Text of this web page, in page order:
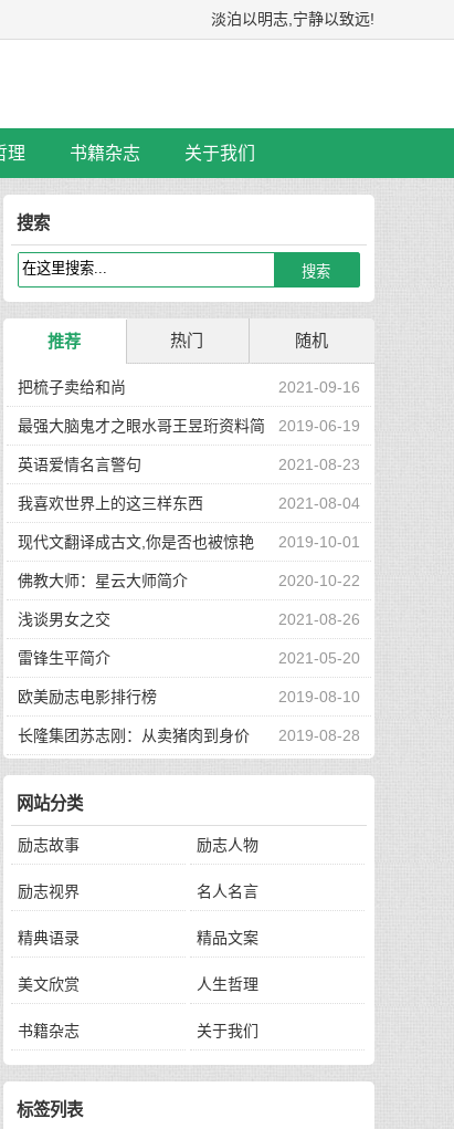
淡泊以明志,宁静以致远!
理 书籍杂志 关于我们
搜索
推荐 热门 随机
2021-09-16
把梳子卖给和尚
2019-06-19
最强大脑鬼才之眼水哥王昱珩资料简
介 2021-08-23
英语爱情名言警句
2021-08-04
我喜欢世界上的这三样东西
2019-10-01
现代文翻译成古文,你是否也被惊艳
到了 2020-10-22
佛教大师：星云大师简介
2021-08-26
浅谈男女之交
2021-05-20
雷锋生平简介
2019-08-10
欧美励志电影排行榜
2019-08-28
长隆集团苏志刚：从卖猪肉到身价
130亿，他的秘诀是？
网站分类
励志故事 励志人物
励志视界 名人名言
精典语录 精品文案
美文欣赏 人生哲理
书籍杂志 关于我们
标签列表